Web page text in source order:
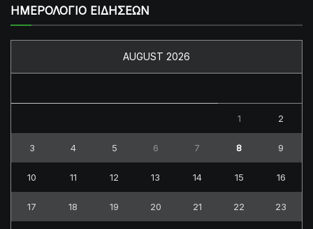
ΗΜΕΡΟΛΟΓΙΟ ΕΙΔΗΣΕΩΝ
AUGUST 2026
1 2
3 4 5 6 7 8 9
10 11 12 13 14 15 16
17 18 19 20 21 22 23